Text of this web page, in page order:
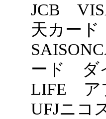
JCB
天カー
ード ダ
LIFE ア
UFJニコ